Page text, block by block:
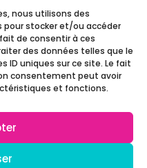
nous utilisons des
pour stocker et/ou accéder
de consentir à ces
des données telles que le
ID uniques sur ce site. Le fait
consentement peut avoir
et fonctions.
AdgenSii– Agence
la Vallée 77